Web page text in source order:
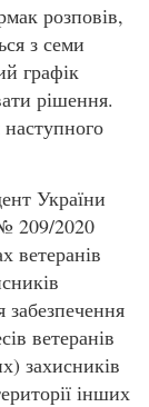
розповів,
з семи
графік
рішення.
України
209/2020
ветеранів
ветеранів
захисників
інших